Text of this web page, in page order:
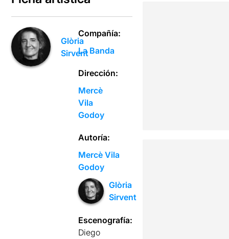
Glòria
Sirvent
Compañía:
La Banda
Dirección:
Mercè
Vila
Godoy
Autoría:
Mercè Vila
Godoy
Glòria
Sirvent
Escenografía:
Diego